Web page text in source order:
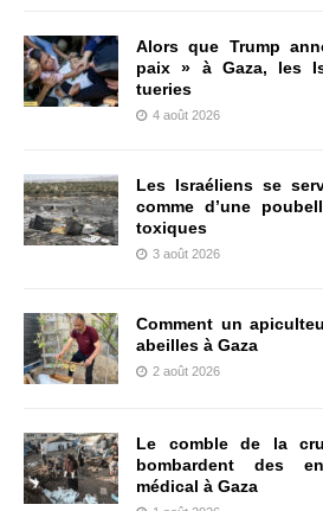
Alors que Trump
paix » à Gaza, les
tueries
4 août 2026
Les Israéliens se
comme d’une
toxiques
3 août 2026
Comment un
abeilles à Gaza
2 août 2026
Le comble de la
bombardent des
médical à Gaza